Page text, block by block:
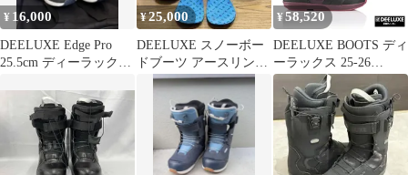
¥ 16,000
DEELUXE Edge Pro
25.5cm ディーラックス
¥25,000
DEELUXE スノーボー
ドブーツ アースリン
¥58,520
DEELUXE BOOTS ディ
ーラックス 25-26
EDGE PRO CTF カラ
ー:RED SHIFT /エッジ
プロ サーモフィット
2026 DEELUXE日本正
規品 保証書付【サー
モインナー 店舗にて